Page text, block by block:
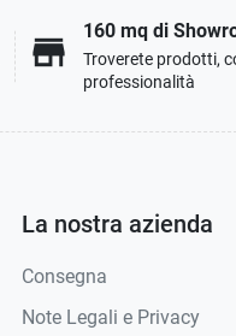
store
160 mq di
Troverete prodotti,
professionalità
La nostra azienda
Consegna
Note Legali e Privacy